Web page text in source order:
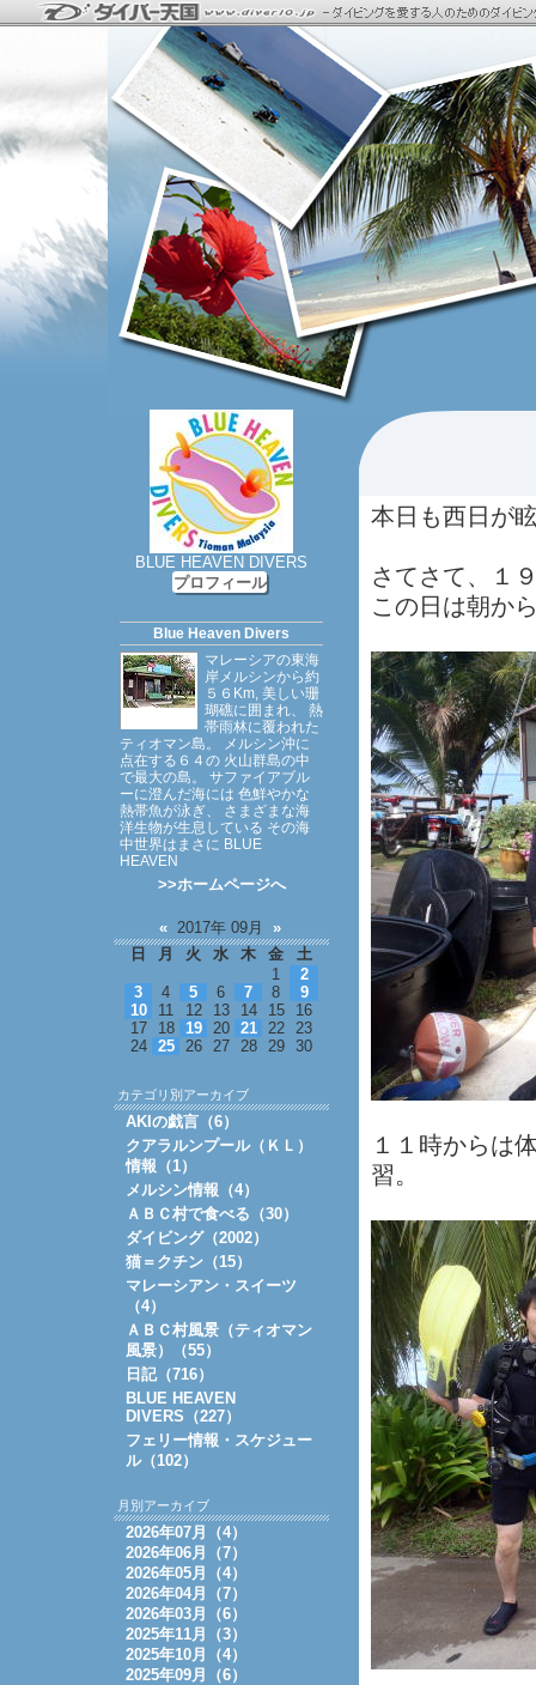
本日も西日が
さてさて、１
この日は朝か
１１時からは
習。
BLUE HEAVEN DIVERS
プロフィール
Blue Heaven Divers
マレーシアの東海
岸メルシンから約
５６Km, 美しい珊
瑚礁に囲まれ、 熱
帯雨林に覆われた
ティオマン島。 メルシン沖に
点在する６４の 火山群島の中
で最大の島。 サファイアブル
ーに澄んだ海には 色鮮やかな
熱帯魚が泳ぎ、 さまざまな海
洋生物が生息している その海
中世界はまさに BLUE
HEAVEN
>>ホームページへ
« 2017年 09月 »
日
月 火 水 木 金
土
1
2
3
4 5 6 7 8
9
10
11 12 13 14 15
16
17
18 19 20 21 22
23
24
25 26 27 28 29 30
カテゴリ別アーカイブ
AKIの戯言（6）
クアラルンプール（ＫＬ）
情報（1）
メルシン情報（4）
ＡＢＣ村で食べる（30）
ダイビング（2002）
猫＝クチン（15）
マレーシアン・スイーツ
（4）
ＡＢＣ村風景（ティオマン
風景）（55）
日記（716）
BLUE HEAVEN
DIVERS（227）
フェリー情報・スケジュー
ル（102）
月別アーカイブ
2026年07月（4）
2026年06月（7）
2026年05月（4）
2026年04月（7）
2026年03月（6）
2025年11月（3）
2025年10月（4）
2025年09月（6）